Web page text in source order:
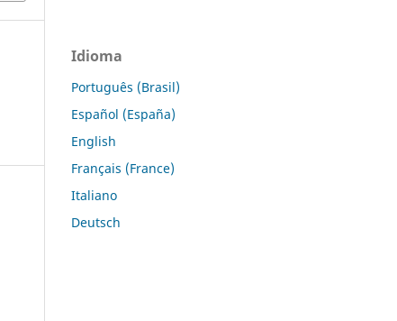
Idioma
Português (Brasil)
Español (España)
English
Français (France)
Italiano
Deutsch